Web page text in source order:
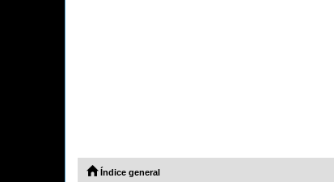
Índice general